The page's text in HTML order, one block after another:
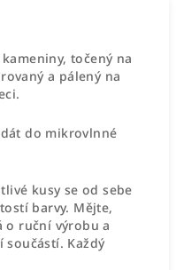
točený na
a pálený na
dát do mikrovlnné
kusy se od sebe
barvy. Mějte,
o ruční výrobu a
Každý